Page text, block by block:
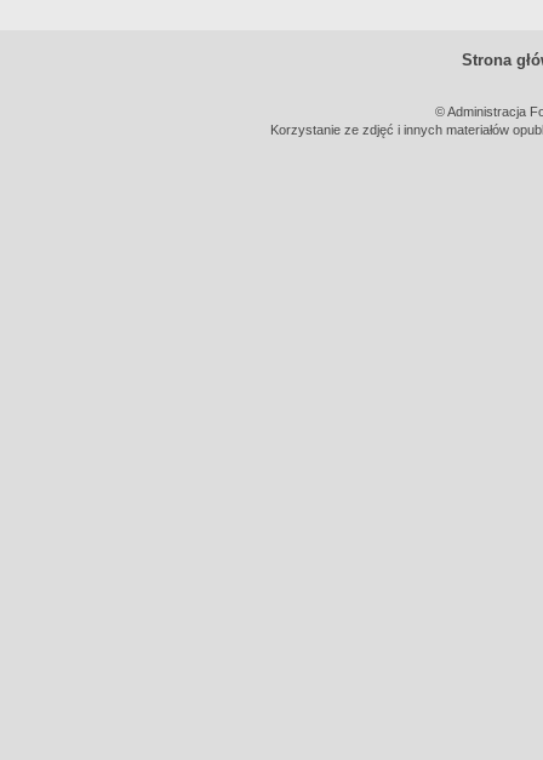
Strona
© Administracja
Korzystanie ze zdjęć i innych materiałów